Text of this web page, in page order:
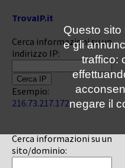
TrovaIP.it
Cerca informazioni su un
indirizzo IP:
Esempio:
216.73.217.172
Cerca informazioni su un
sito/dominio:
Questo
e gli
traffico:
negare il